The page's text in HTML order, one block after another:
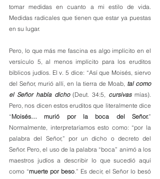
tomar medidas en cuanto a mi estilo de vida.
Medidas radicales que tienen que estar ya puestas
en su lugar.
Pero, lo que más me fascina es algo implícito en el
versículo 5, al menos implícito para los eruditos
bíblicos judíos. El v. 5 dice: “Así que Moisés, siervo
del Señor, murió allí, en la tierra de Moab, tal como
el Señor había dicho (Deut. 34:5, cursivas mías).
Pero, nos dicen estos eruditos que literalmente dice
“Moisés… murió por la boca del Señor.”
Normalmente, interpretaríamos esto como: “por la
palabra del Señor,” por un dicho o decreto del
Señor. Pero, el uso de la palabra “boca” animó a los
maestros judíos a describir lo que sucedió aquí
como “muerte por beso.” Es decir, el Señor lo besó